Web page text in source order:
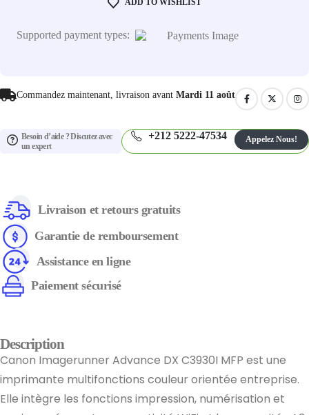
ADD TO WISHLIST
Supported payment types:
Commandez maintenant, livraison avant Mardi 11 août
Besoin d’aide ? Discutez avec
un expert
+212 5222-47534 Appelez Nous!
Livraison et retours gratuits
Garantie de remboursement
Assistance en ligne
Paiement sécurisé
Description
Canon Imagerunner Advance DX C3930I MFP est une
imprimante multifonctions couleur orientée entreprise.
Elle intègre les fonctions impression, numérisation et